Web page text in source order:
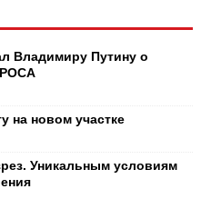
Владимиру Путину о
на новом участке
Уникальным условиям